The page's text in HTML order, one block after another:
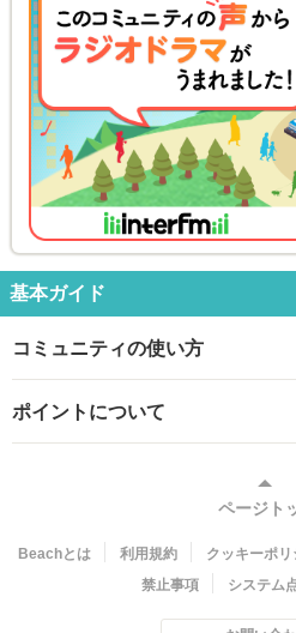
基本ガイド
コミュニティの使い方
ポイントについて
ページト
Beachとは 利用規約 クッキーポリ
禁止事項
システム